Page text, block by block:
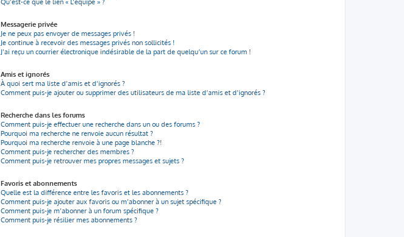
Qu’est-ce que le lien « L’équipe » ?
Messagerie privée
Je ne peux pas envoyer de messages privés !
Je continue à recevoir des messages privés non sollicités !
J’ai reçu un courrier électronique indésirable de la part de quelqu’un sur ce forum !
Amis et ignorés
À quoi sert ma liste d’amis et d’ignorés ?
Comment puis-je ajouter ou supprimer des utilisateurs de ma liste d’amis et d’ignorés ?
Recherche dans les forums
Comment puis-je effectuer une recherche dans un ou des forums ?
Pourquoi ma recherche ne renvoie aucun résultat ?
Pourquoi ma recherche renvoie à une page blanche ?!
Comment puis-je rechercher des membres ?
Comment puis-je retrouver mes propres messages et sujets ?
Favoris et abonnements
Quelle est la différence entre les favoris et les abonnements ?
Comment puis-je ajouter aux favoris ou m’abonner à un sujet spécifique ?
Comment puis-je m’abonner à un forum spécifique ?
Comment puis-je résilier mes abonnements ?